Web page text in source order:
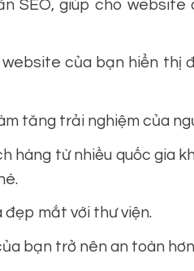
SEO, giúp cho website
của bạn hiển thị
tăng trải nghiệm của
hàng từ nhiều quốc gia
mắt với thư viện.
bạn trở nên an toàn